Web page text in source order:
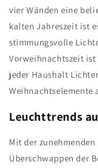
vier Wänden eine
kalten Jahreszeit ist
stimmungsvolle
Vorweihnachtszeit
jeder Haushalt
Weihnachtselemente
Leuchttrends
Mit der
Überschwappen der